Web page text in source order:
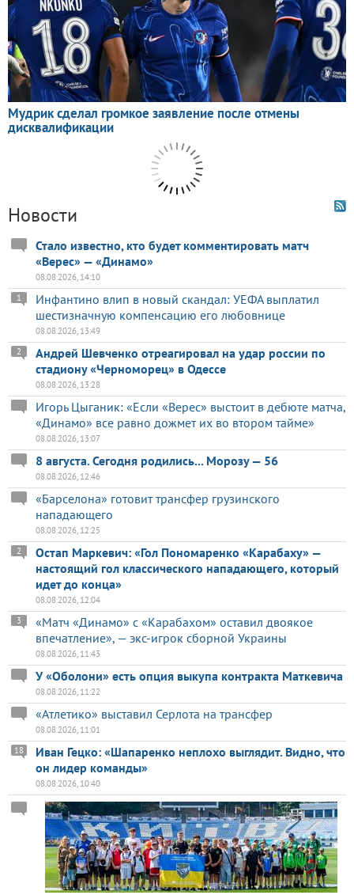
Новости
Стало известно, кто будет комментировать матч
«Верес» — «Динамо»
08.08.2026, 14:10
Инфантино влип в новый скандал: УЕФА выплатил
шестизначную компенсацию его любовнице
1
08.08.2026, 13:49
Андрей Шевченко отреагировал на удар россии по
стадиону «Черноморец» в Одессе
2
08.08.2026, 13:28
Игорь Цыганик: «Если «Верес» выстоит в дебюте матча,
«Динамо» все равно дожмет их во втором тайме»
08.08.2026, 13:07
8 августа. Сегодня родились... Морозу — 56
08.08.2026, 12:46
«Барселона» готовит трансфер грузинского
нападающего
08.08.2026, 12:25
Остап Маркевич: «Гол Пономаренко «Карабаху» —
настоящий гол классического нападающего, который
идет до конца»
2
08.08.2026, 12:04
«Матч «Динамо» с «Карабахом» оставил двоякое
впечатление», — экс-игрок сборной Украины
3
08.08.2026, 11:43
У «Оболони» есть опция выкупа контракта Маткевича
08.08.2026, 11:22
«Атлетико» выставил Серлота на трансфер
08.08.2026, 11:01
Иван Гецко: «Шапаренко неплохо выглядит. Видно, что
он лидер команды»
18
08.08.2026, 10:40